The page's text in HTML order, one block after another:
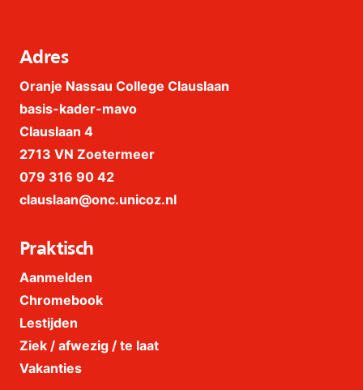
Adres
Oranje Nassau College Clauslaan
basis-kader-mavo
Clauslaan 4
2713 VN Zoetermeer
079 316 90 42
clauslaan@onc.unicoz.nl
Praktisch
Aanmelden
Chromebook
Lestijden
Ziek / afwezig / te laat
Vakanties